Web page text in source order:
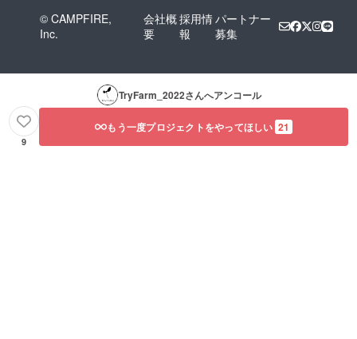
© CAMPFIRE,
Inc.
会社概
要
採用情
報
パートナー
募集
TryFarm_2022さんへアンコール
9
もう一度プロジェクトをやってほしい 21